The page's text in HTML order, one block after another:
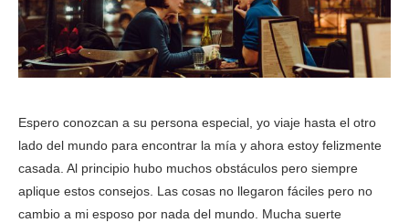
Espero conozcan a su persona especial, yo viaje hasta el otro
lado del mundo para encontrar la mía y ahora estoy felizmente
casada. Al principio hubo muchos obstáculos pero siempre
aplique estos consejos. Las cosas no llegaron fáciles pero no
cambio a mi esposo por nada del mundo. Mucha suerte